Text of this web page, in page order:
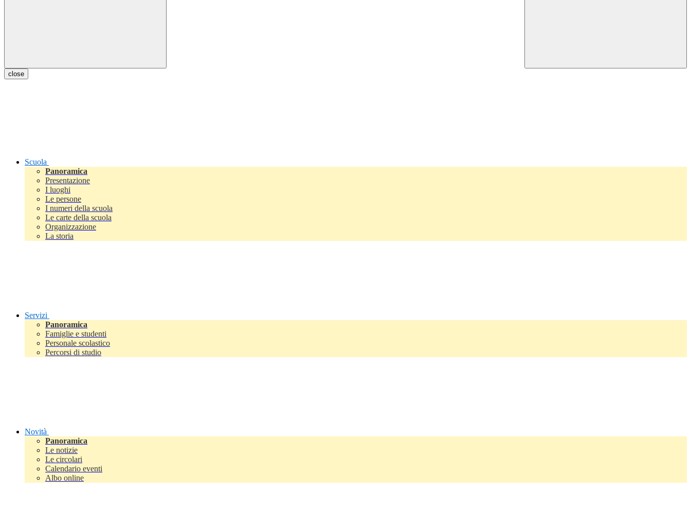
close
Scuola
Panoramica
Presentazione
I luoghi
Le persone
I numeri della scuola
Le carte della scuola
Organizzazione
La storia
Servizi
Panoramica
Famiglie e studenti
Personale scolastico
Percorsi di studio
Novità
Panoramica
Le notizie
Le circolari
Calendario eventi
Albo online